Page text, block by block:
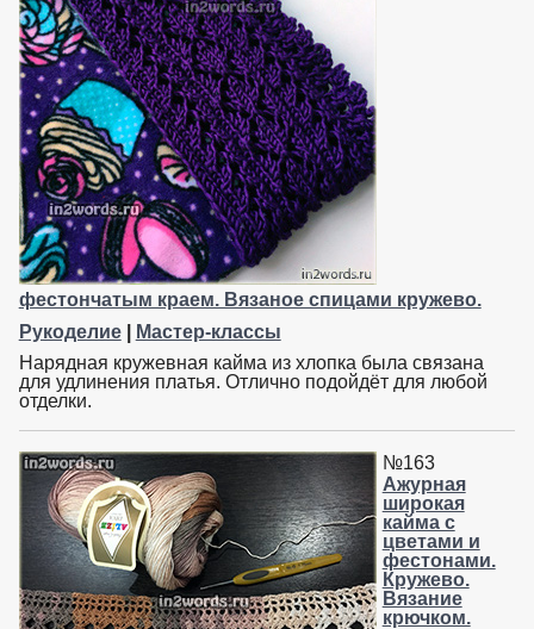
фестончатым краем. Вязаное спицами кружево.
Рукоделие|
Мастер-классы
Нарядная кружевная кайма из хлопка была связана
для удлинения платья. Отлично подойдёт для любой
отделки.
№163
Ажурная
широкая
кайма с
цветами и
фестонами.
Кружево.
Вязание
крючком.